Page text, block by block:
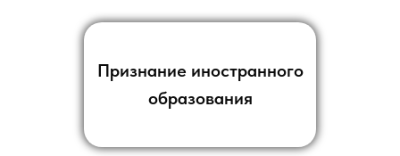
Признание иностранного
образования